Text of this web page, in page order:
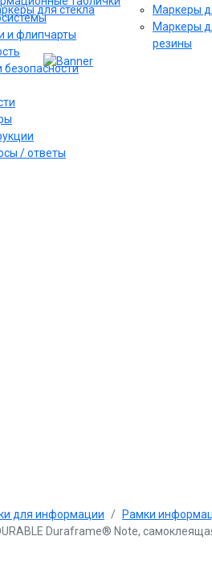
для стекла
Маркеры
Маркеры
резины
и флипчарты
безопасности
/ ответы
для информации
Рамки
Duraframe® Note,